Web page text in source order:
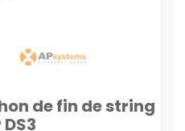
de fin de string